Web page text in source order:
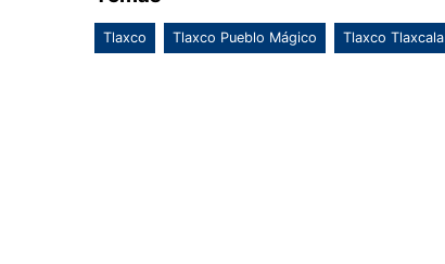
Tlaxco Tlaxco Pueblo Mágico Tlaxco Tlaxcala